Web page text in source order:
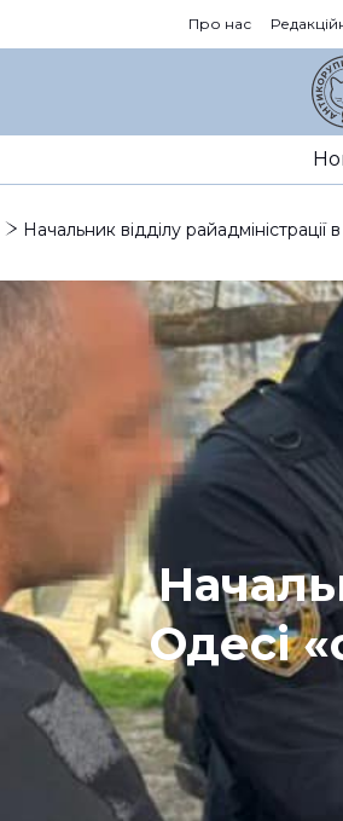
Про нас
Начальник відділу
Одесі